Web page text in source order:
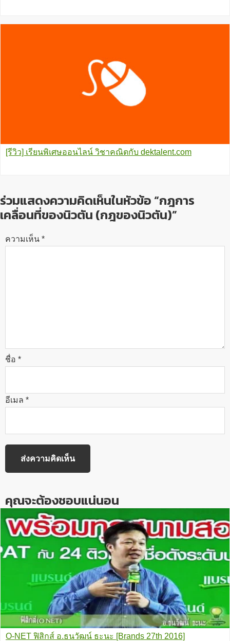
[รีวิว] เรียนพิเศษออนไลน์ วิชาคณิตกับ dektalent.com
ร่วมแสดงความคิดเห็นในหัวข้อ “กฎการ
เคลื่อนที่ของนิวตัน (กฎของนิวตัน)”
ความเห็น *
ชื่อ *
อีเมล *
คุณจะต้องชอบแน่นอน
O-NET ฟิสิกส์ อ.ธนวัฒน์ ธะนะ [Brands 27th 2016]